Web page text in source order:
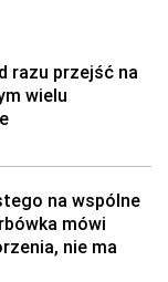
razu przejść na
wielu
na wspólne
mówi
nie ma